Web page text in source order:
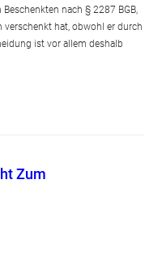
nach § 2287 BGB,
verschenkt hat, obwohl er durch
ist vor allem deshalb
Zum